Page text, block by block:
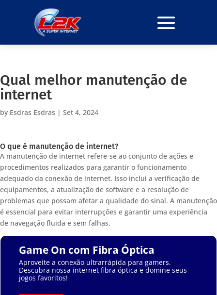
Qual melhor manutenção de
internet
by Esdras Esdras | Set 4, 2024
O que é manutenção de internet?
A manutenção de internet refere-se ao conjunto de ações e
procedimentos realizados para garantir o funcionamento
adequado da conexão de internet. Isso inclui a verificação de
equipamentos, a atualização de software e a resolução de
problemas que possam afetar a qualidade do sinal. A manutenção
é essencial para evitar interrupções e garantir uma experiência
de navegação fluida e sem falhas.
Game On com Fibra Óptica
Aproveite a conexão ultrarrápida para gamers.
Descubra nossa internet fibra óptica e domine seus
jogos favoritos!